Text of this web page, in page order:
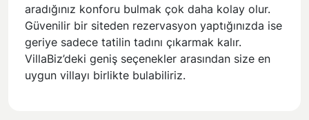
aradığınız konforu bulmak çok daha kolay olur.
Güvenilir bir siteden rezervasyon yaptığınızda ise
geriye sadece tatilin tadını çıkarmak kalır.
VillaBiz’deki geniş seçenekler arasından size en
uygun villayı birlikte bulabiliriz.